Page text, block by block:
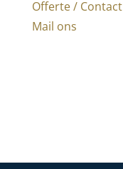
Offerte / Contact
Mail ons